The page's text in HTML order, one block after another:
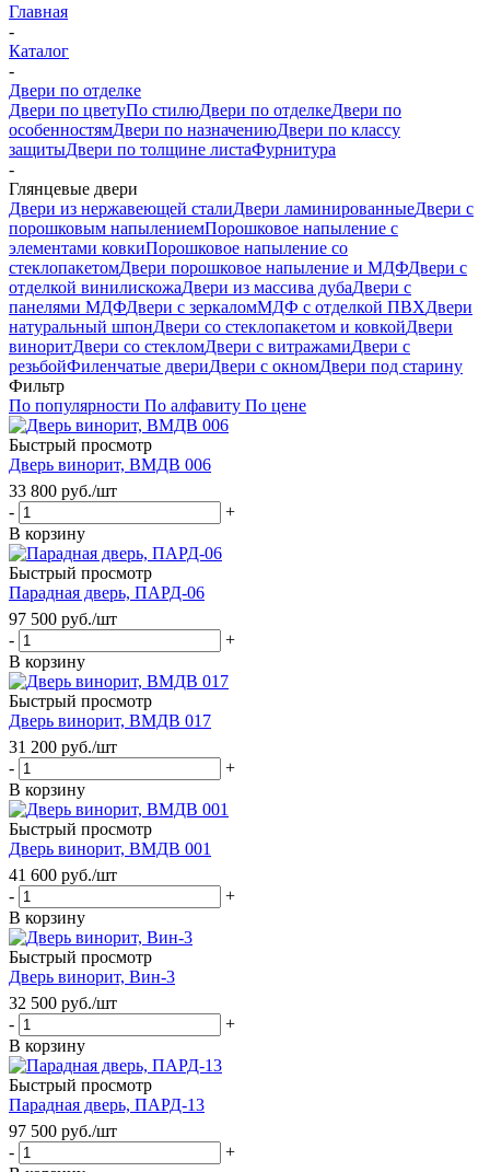
Главная
-
Каталог
-
Двери по отделке
Двери по цветуПо стилюДвери по отделкеДвери по
особенностямДвери по назначениюДвери по классу
защитыДвери по толщине листаФурнитура
-
Глянцевые двери
Двери из нержавеющей сталиДвери ламинированныеДвери с
порошковым напылениемПорошковое напыление с
элементами ковкиПорошковое напыление со
стеклопакетомДвери порошковое напыление и МДФДвери с
отделкой винилискожаДвери из массива дубаДвери с
панелями МДФДвери с зеркаломМДФ с отделкой ПВХДвери
натуральный шпонДвери со стеклопакетом и ковкойДвери
виноритДвери со стекломДвери с витражамиДвери с
резьбойФиленчатые двериДвери с окномДвери под старину
Фильтр
По популярности По алфавиту По цене
Быстрый просмотр
Дверь винорит, ВМДВ 006
33 800 руб./шт
-
+
В корзину
Быстрый просмотр
Парадная дверь, ПАРД-06
97 500 руб./шт
-
+
В корзину
Быстрый просмотр
Дверь винорит, ВМДВ 017
31 200 руб./шт
-
+
В корзину
Быстрый просмотр
Дверь винорит, ВМДВ 001
41 600 руб./шт
-
+
В корзину
Быстрый просмотр
Дверь винорит, Вин-3
32 500 руб./шт
-
+
В корзину
Быстрый просмотр
Парадная дверь, ПАРД-13
97 500 руб./шт
-
+